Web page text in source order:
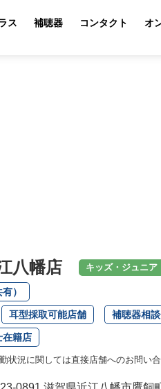
ス 補聴器 コンタクト オ
八幡店 キッズ・ジュニア
）
耳型採取可能店舗 補聴器相
在籍店
状況に関しては直接店舗へのお問い合